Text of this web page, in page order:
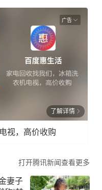
广告
了解详情
视，高价收购
打开腾讯新闻查看更多
妻子